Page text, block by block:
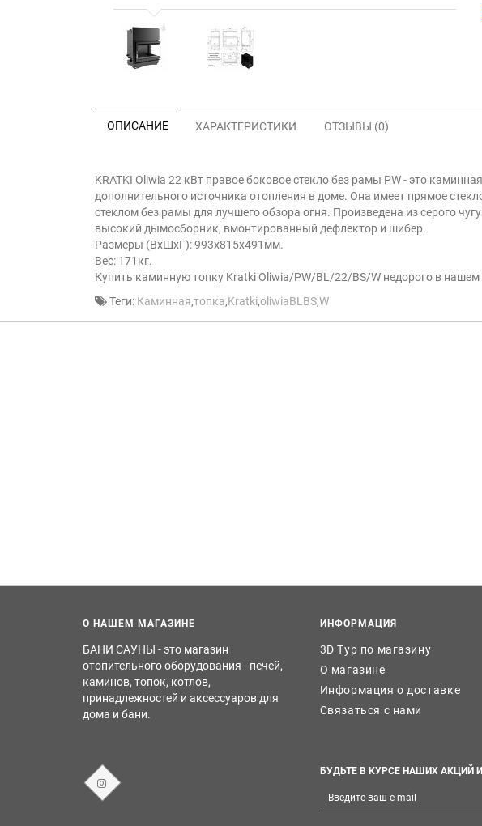
ОПИСАНИЕ ХАРАКТЕРИСТИКИ ОТЗЫВЫ (0)
KRATKI Oliwia 22 кВт правое боковое стекло без рамы PW - это
дополнительного источника отопления в доме. Она имеет прямое
стеклом без рамы для лучшего обзора огня. Произведена из серого
высокий дымосборник, вмонтированный дефлектор и шибер.
Размеры (ВxШxГ): 993x815x491мм.
Вес: 171кг.
Купить каминную топку Kratki Oliwia/PW/BL/22/BS/W недорого в нашем
Теги: Каминная,топка,Kratki,oliwiaBLBS,W
О НАШЕМ МАГАЗИНЕ
БАНИ САУНЫ - это магазин
отопительного оборудования - печей,
каминов, топок, котлов,
принадлежностей и аксессуаров для
дома и бани.
ИНФОРМАЦИЯ
3D Тур по магазину
О магазине
Информация о доставке
Связаться с нами
БУДЬТЕ В КУРСЕ НАШИХ АКЦИЙ